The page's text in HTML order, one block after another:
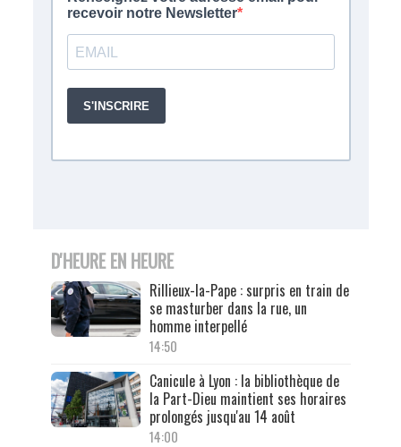
D'HEURE EN HEURE
Rillieux-la-Pape : surpris en train de
se masturber dans la rue, un
homme interpellé
14:50
Canicule à Lyon : la bibliothèque de
la Part-Dieu maintient ses horaires
prolongés jusqu'au 14 août
14:00